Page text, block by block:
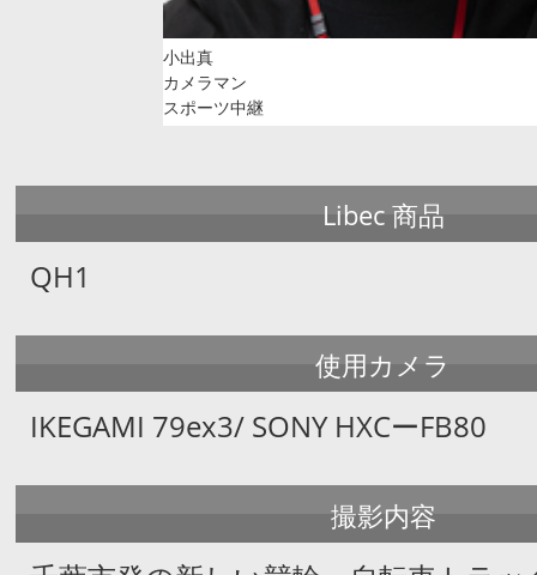
小出真
カメラマン
スポーツ中継
Libec 商品
QH1
使用カメラ
IKEGAMI 79ex3/ SONY HXCーFB80
撮影内容